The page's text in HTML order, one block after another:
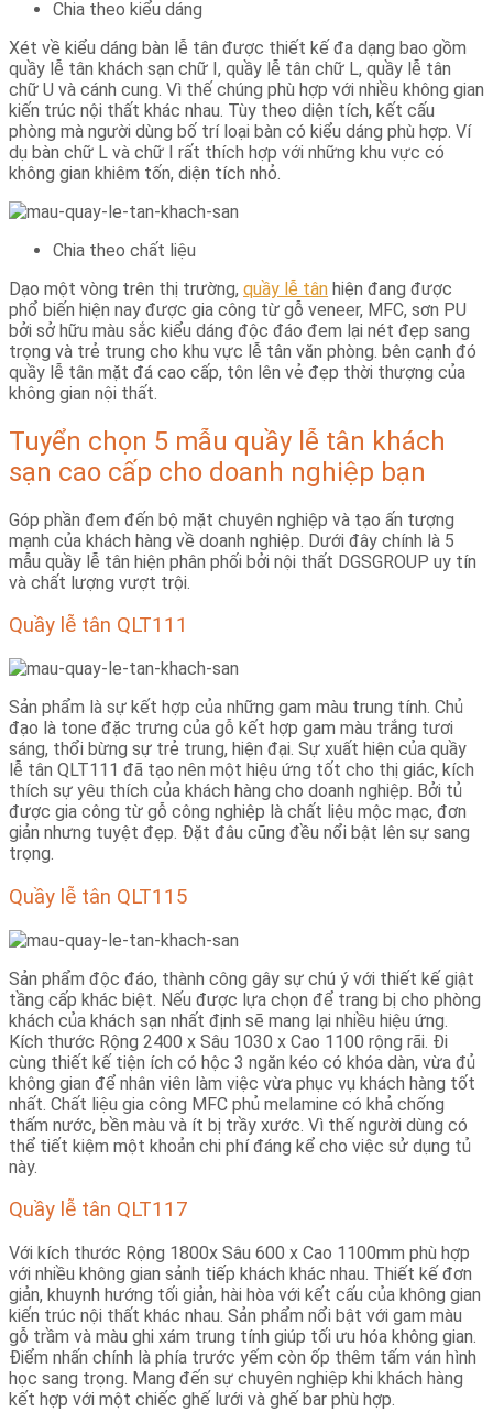
Chia theo kiểu dáng
Xét về kiểu dáng bàn lễ tân được thiết kế đa dạng bao gồm
quầy lễ tân khách sạn chữ I, quầy lễ tân chữ L, quầy lễ tân
chữ U và cánh cung. Vì thế chúng phù hợp với nhiều không gian
kiến trúc nội thất khác nhau. Tùy theo diện tích, kết cấu
phòng mà người dùng bố trí loại bàn có kiểu dáng phù hợp. Ví
dụ bàn chữ L và chữ I rất thích hợp với những khu vực có
không gian khiêm tốn, diện tích nhỏ.
Chia theo chất liệu
Dạo một vòng trên thị trường, quầy lễ tân hiện đang được
phổ biến hiện nay được gia công từ gỗ veneer, MFC, sơn PU
bởi sở hữu màu sắc kiểu dáng độc đáo đem lại nét đẹp sang
trọng và trẻ trung cho khu vực lễ tân văn phòng. bên cạnh đó
quầy lễ tân mặt đá cao cấp, tôn lên vẻ đẹp thời thượng của
không gian nội thất.
Tuyển chọn 5 mẫu quầy lễ tân khách
sạn cao cấp cho doanh nghiệp bạn
Góp phần đem đến bộ mặt chuyên nghiệp và tạo ấn tượng
mạnh của khách hàng về doanh nghiệp. Dưới đây chính là 5
mẫu quầy lễ tân hiện phân phối bởi nội thất DGSGROUP uy tín
và chất lượng vượt trội.
Quầy lễ tân QLT111
Sản phẩm là sự kết hợp của những gam màu trung tính. Chủ
đạo là tone đặc trưng của gỗ kết hợp gam màu trắng tươi
sáng, thổi bừng sự trẻ trung, hiện đại. Sự xuất hiện của quầy
lễ tân QLT111 đã tạo nên một hiệu ứng tốt cho thị giác, kích
thích sự yêu thích của khách hàng cho doanh nghiệp. Bởi tủ
được gia công từ gỗ công nghiệp là chất liệu mộc mạc, đơn
giản nhưng tuyệt đẹp. Đặt đâu cũng đều nổi bật lên sự sang
trọng.
Quầy lễ tân QLT115
Sản phẩm độc đáo, thành công gây sự chú ý với thiết kế giật
tầng cấp khác biệt. Nếu được lựa chọn để trang bị cho phòng
khách của khách sạn nhất định sẽ mang lại nhiều hiệu ứng.
Kích thước Rộng 2400 x Sâu 1030 x Cao 1100 rộng rãi. Đi
cùng thiết kế tiện ích có hộc 3 ngăn kéo có khóa dàn, vừa đủ
không gian để nhân viên làm việc vừa phục vụ khách hàng tốt
nhất. Chất liệu gia công MFC phủ melamine có khả chống
thấm nước, bền màu và ít bị trầy xước. Vì thế người dùng có
thể tiết kiệm một khoản chi phí đáng kể cho việc sử dụng tủ
này.
Quầy lễ tân QLT117
Với kích thước Rộng 1800x Sâu 600 x Cao 1100mm phù hợp
với nhiều không gian sảnh tiếp khách khác nhau. Thiết kế đơn
giản, khuynh hướng tối giản, hài hòa với kết cấu của không gian
kiến trúc nội thất khác nhau. Sản phẩm nổi bật với gam màu
gỗ trầm và màu ghi xám trung tính giúp tối ưu hóa không gian.
Điểm nhấn chính là phía trước yếm còn ốp thêm tấm ván hình
học sang trọng. Mang đến sự chuyên nghiệp khi khách hàng
kết hợp với một chiếc ghế lưới và ghế bar phù hợp.